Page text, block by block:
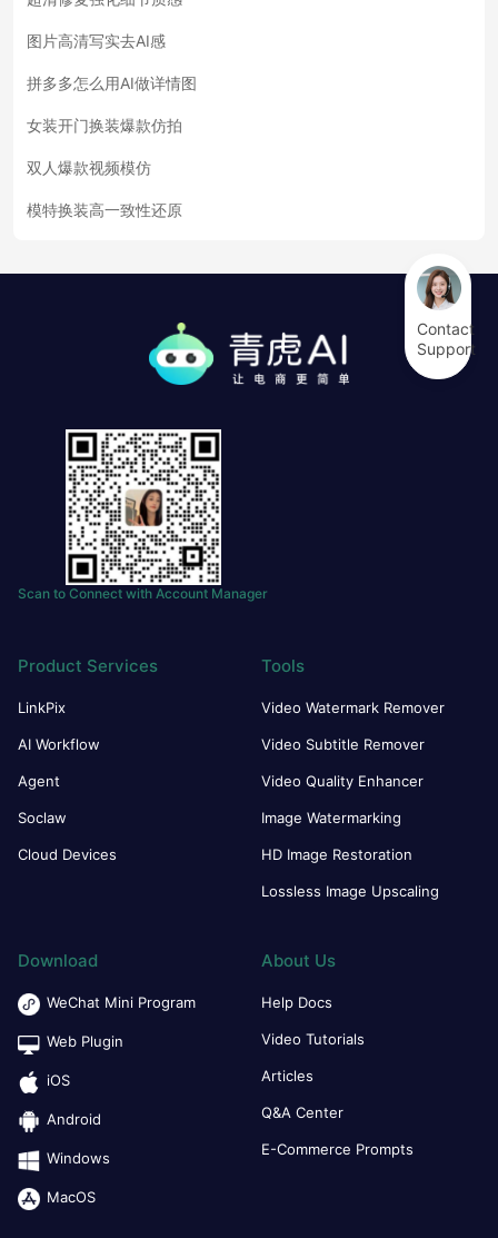
图片高清写实去AI感
拼多多怎么用AI做详情图
女装开门换装爆款仿拍
双人爆款视频模仿
模特换装高一致性还原
Scan to Connect with Account Manager
Product Services
LinkPix
AI Workflow
Agent
Soclaw
Cloud Devices
Tools
Video Watermark Remover
Video Subtitle Remover
Video Quality Enhancer
Image Watermarking
HD Image Restoration
Lossless Image Upscaling
Download
WeChat Mini Program
Web Plugin
iOS
Android
Windows
MacOS
About Us
Help Docs
Video Tutorials
Articles
Q&A Center
E-Commerce Prompts
Contact
Support